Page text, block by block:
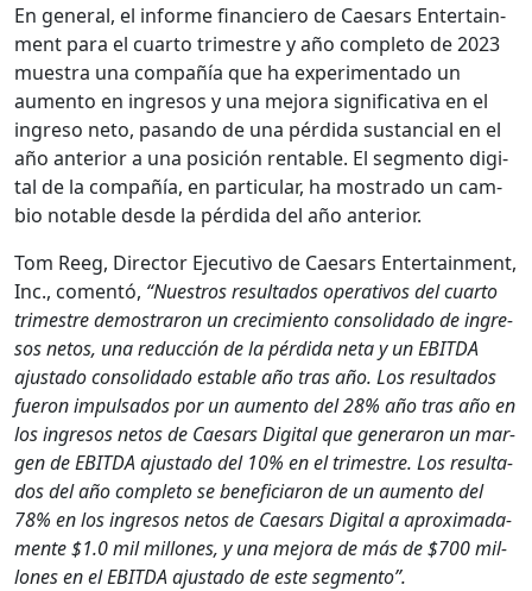
En gen­er­al, el informe financiero de Cae­sars Enter­tain­
ment para el cuar­to trimestre y año com­ple­to de 2023
mues­tra una com­pañía que ha exper­i­men­ta­do un
aumen­to en ingre­sos y una mejo­ra sig­ni­fica­ti­va en el
ingre­so neto, pasan­do de una pér­di­da sus­tan­cial en el
año ante­ri­or a una posi­ción rentable. El seg­men­to dig­i­
tal de la com­pañía, en par­tic­u­lar, ha mostra­do un cam­
bio notable des­de la pér­di­da del año ante­ri­or.
Tom Reeg, Direc­tor Ejec­u­ti­vo de Cae­sars Enter­tain­ment,
Inc., comen­tó, “Nue­stros resul­ta­dos oper­a­tivos del cuar­to
trimestre demostraron un crec­imien­to con­sol­i­da­do de ingre­
sos netos, una reduc­ción de la pér­di­da neta y un EBITDA
ajus­ta­do con­sol­i­da­do estable año tras año. Los resul­ta­dos
fueron impul­sa­dos por un aumen­to del 28% año tras año en
los ingre­sos netos de Cae­sars Dig­i­tal que gener­aron un mar­
gen de EBITDA ajus­ta­do del 10% en el trimestre. Los resul­ta­
dos del año com­ple­to se ben­e­fi­cia­ron de un aumen­to del
78% en los ingre­sos netos de Cae­sars Dig­i­tal a aprox­i­mada­
mente $1.0 mil mil­lones, y una mejo­ra de más de $700 mil­
lones en el EBITDA ajus­ta­do de este seg­men­to”.